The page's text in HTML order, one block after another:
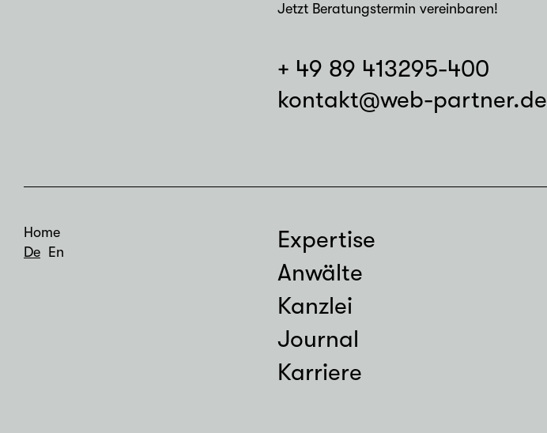
Jetzt Beratungstermin vereinbaren!
+ 49 89 413295-400
kontakt@web-partner.de
Home
De
En
Expertise
Anwälte
Kanzlei
Journal
Karriere